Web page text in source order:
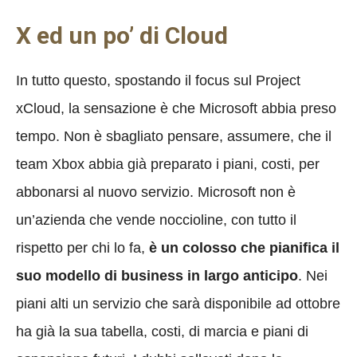
X ed un po’ di Cloud
In tutto questo, spostando il focus sul Project
xCloud, la sensazione è che Microsoft abbia preso
tempo. Non è sbagliato pensare, assumere, che il
team Xbox abbia già preparato i piani, costi, per
abbonarsi al nuovo servizio. Microsoft non è
un’azienda che vende noccioline, con tutto il
rispetto per chi lo fa, è un colosso che pianifica il
suo modello di business in largo anticipo. Nei
piani alti un servizio che sarà disponibile ad ottobre
ha già la sua tabella, costi, di marcia e piani di